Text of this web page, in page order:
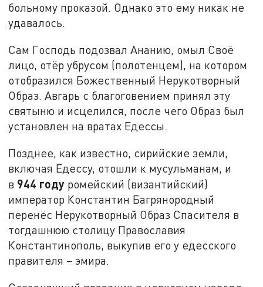
больному проказой. Однако это ему никак не
удавалось.
Сам Господь подозвал Ананию, омыл Своё
лицо, отёр убрусом (полотенцем), на котором
отобразился Божественный Нерукотворный
Образ. Авгарь с благоговением принял эту
святыню и исцелился, после чего Образ был
установлен на вратах Едессы.
Позднее, как известно, сирийские земли,
включая Едессу, отошли к мусульманам, и
в 944 году ромейский (византийский)
император Константин Багрянородный
перенёс Нерукотворный Образ Спасителя в
тогдашнюю столицу Православия
Константинополь, выкупив его у едесского
правителя – эмира.